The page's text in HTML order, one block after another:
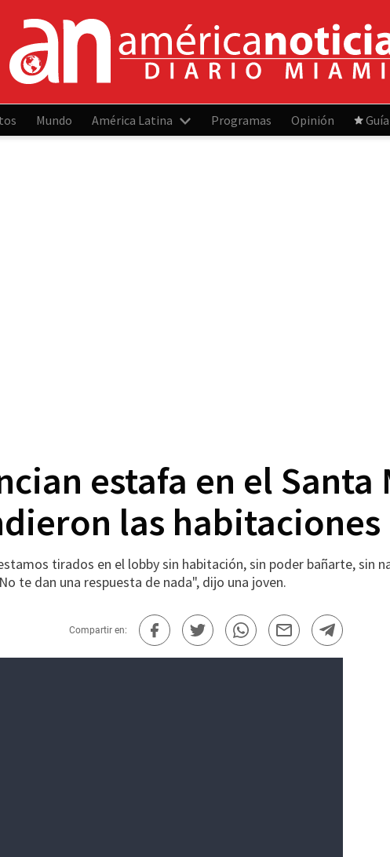
Mundo América Latina Programas Opinión
estafa en el Santa
las habitaciones
tirados en el lobby sin habitación, sin poder bañarte, sin
te dan una respuesta de nada", dijo una joven.
Compartir en: